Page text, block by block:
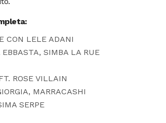
CON LELE ADANI
SIMBA LA RUE
ROSE VILLAIN
MARRACASHI
SERPE